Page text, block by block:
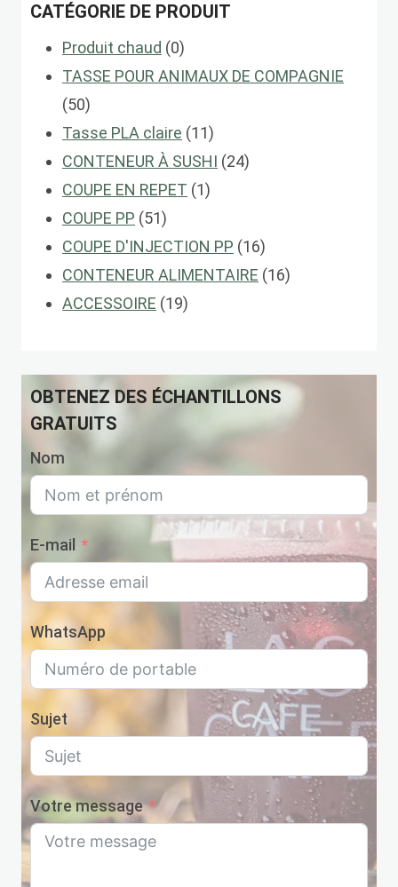
CATÉGORIE DE PRODUIT
Produit chaud 00
produits
TASSE POUR ANIMAUX DE COMPAGNIE
5050
produits
Tasse PLA claire 1111
produits
CONTENEUR À SUSHI 2424
COUPE EN REPET 11
COUPE PP 5151
produits
COUPE D'INJECTION PP 1616
produits
CONTENEUR ALIMENTAIRE 1616
ACCESSOIRE 1919
OBTENEZ DES ÉCHANTILLONS
GRATUITS
Nom
E-mail
WhatsApp
Sujet
Votre message